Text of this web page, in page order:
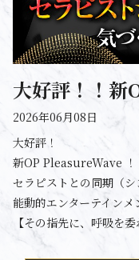
大好評！！新
2026年06月08日
大好評！
新OP PleasureWave ！
セラピストとの同期（シ
能動的エンターテインメ
【その指先に、呼吸を委